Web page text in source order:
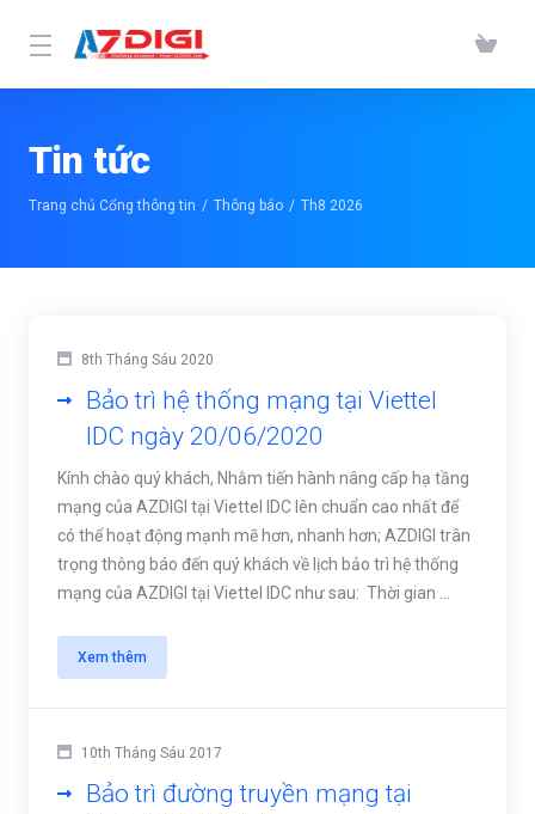
Tin tức
Trang chủ Cổng thông tin Thông báo Th8 2026
8th Tháng Sáu 2020
Bảo trì hệ thống mạng tại Viettel
IDC ngày 20/06/2020
Kính chào quý khách, Nhằm tiến hành nâng cấp hạ tầng
mạng của AZDIGI tại Viettel IDC lên chuẩn cao nhất để
có thể hoạt động mạnh mẽ hơn, nhanh hơn; AZDIGI trân
trọng thông báo đến quý khách về lịch bảo trì hệ thống
mạng của AZDIGI tại Viettel IDC như sau: Thời gian ...
Xem thêm
10th Tháng Sáu 2017
Bảo trì đường truyền mạng tại